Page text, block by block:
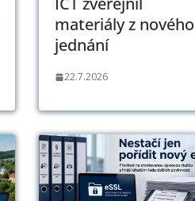
materiály z nového
jednání
22.7.2026